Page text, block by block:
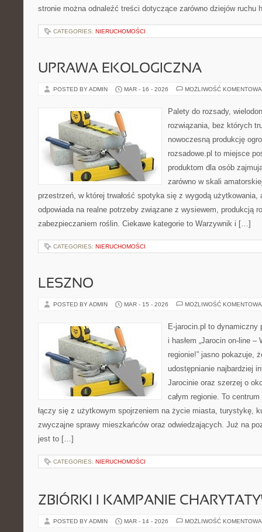
stronie można odnaleźć treści dotyczące zarówno dziejów
CATEGORIES: NIERUCHOMOŚCI
UPRAWA EKOLOGICZNA
POSTED BY ADMIN MAR - 16 - 2026 MOŻLIWOŚĆ
Palety do rozsady,
rozwiązania, bez których
nowoczesną produkcję
rozsadowe.pl to miejsce
produktom dla osób
zarówno w skali
przestrzeń, w której trwałość spotyka się z wygodą użytkowania,
odpowiada na realne potrzeby związane z wysiewem, produkcją
zabezpieczaniem roślin. Ciekawe kategorie to Warzywnik i […]
CATEGORIES: NIERUCHOMOŚCI
LESZNO
POSTED BY ADMIN MAR - 15 - 2026 MOŻLIWOŚĆ
E-jarocin.pl to dynamiczny
i hasłem „Jarocin on-line
regionie!” jasno pokazuje,
udostępnianie najbardziej
Jarocinie oraz szerzej o
całym regionie. To
łączy się z użytkowym spojrzeniem na życie miasta, turystykę,
zwyczajne sprawy mieszkańców oraz odwiedzających. Już na
jest to […]
CATEGORIES: NIERUCHOMOŚCI
ZBIÓRKI I KAMPANIE
POSTED BY ADMIN MAR - 14 - 2026 MOŻLIWOŚĆ